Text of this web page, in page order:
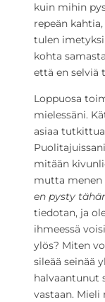
kuin mihin
repeän
tulen
kohta
että en selviä
Loppuosa
mielessäni.
asiaa
mitään
mutta menen
en pysty
tiedotan, ja
ihmeessä
ylös? Miten
sileää seinää
halvaantunut
vastaan.